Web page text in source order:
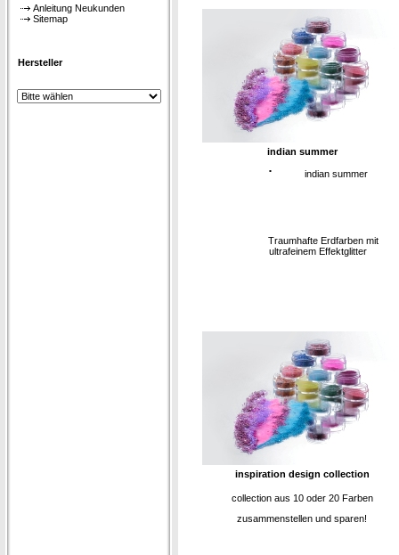
Anleitung Neukunden
Sitemap
Hersteller
indian summer
· indian summer
Traumhafte Erdfarben mit
ultrafeinem Effektglitter
inspiration design collection
collection aus 10 oder 20 Farben
zusammenstellen und sparen!